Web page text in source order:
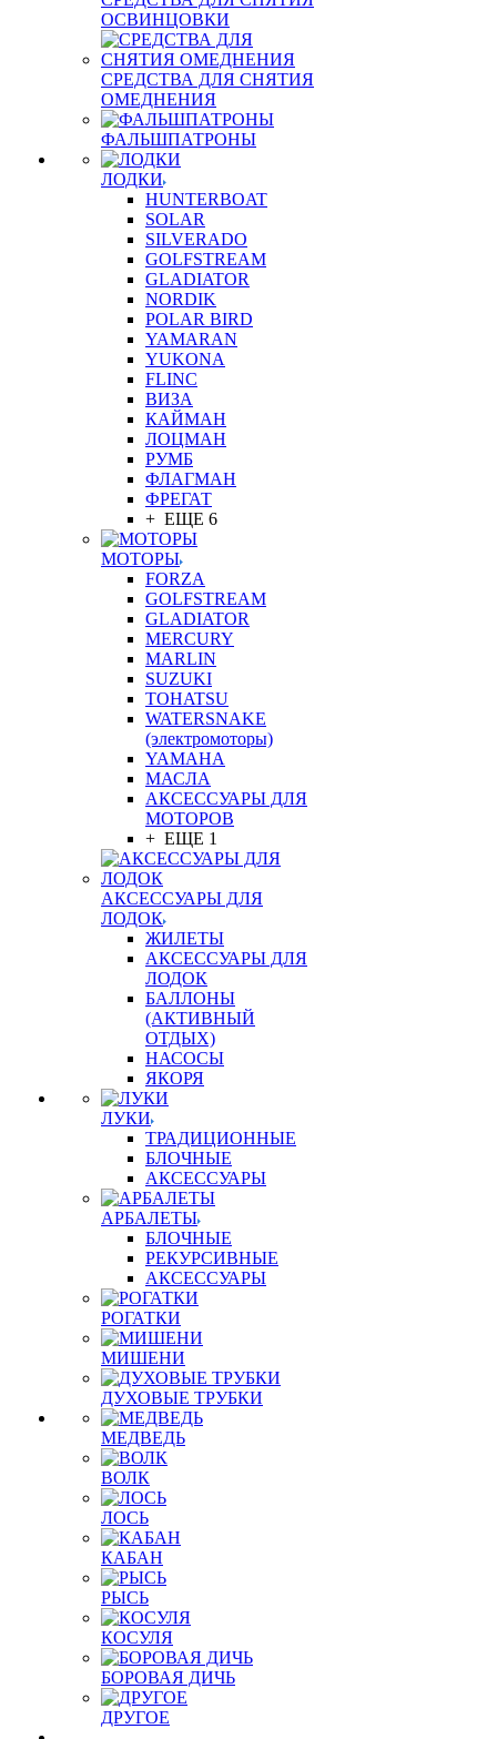
ОСВИНЦОВКИ
СРЕДСТВА ДЛЯ СНЯТИЯ
ОМЕДНЕНИЯ
ФАЛЬШПАТРОНЫ
ЛОДКИ
HUNTERBOAT
SOLAR
SILVERADO
GOLFSTREAM
GLADIATOR
NORDIK
POLAR BIRD
YAMARAN
YUKONA
FLINC
ВИЗА
КАЙМАН
ЛОЦМАН
РУМБ
ФЛАГМАН
ФРЕГАТ
+ ЕЩЕ 6
МОТОРЫ
FORZA
GOLFSTREAM
GLADIATOR
MERCURY
MARLIN
SUZUKI
TOHATSU
WATERSNAKE
(электромоторы)
YAMAHA
МАСЛА
АКСЕССУАРЫ ДЛЯ
МОТОРОВ
+ ЕЩЕ 1
АКСЕССУАРЫ ДЛЯ
ЛОДОК
ЖИЛЕТЫ
АКСЕССУАРЫ ДЛЯ
ЛОДОК
БАЛЛОНЫ
(АКТИВНЫЙ
ОТДЫХ)
НАСОСЫ
ЯКОРЯ
ЛУКИ
ТРАДИЦИОННЫЕ
БЛОЧНЫЕ
АКСЕССУАРЫ
АРБАЛЕТЫ
БЛОЧНЫЕ
РЕКУРСИВНЫЕ
АКСЕССУАРЫ
РОГАТКИ
МИШЕНИ
ДУХОВЫЕ ТРУБКИ
МЕДВЕДЬ
ВОЛК
ЛОСЬ
КАБАН
РЫСЬ
КОСУЛЯ
БОРОВАЯ ДИЧЬ
ДРУГОЕ